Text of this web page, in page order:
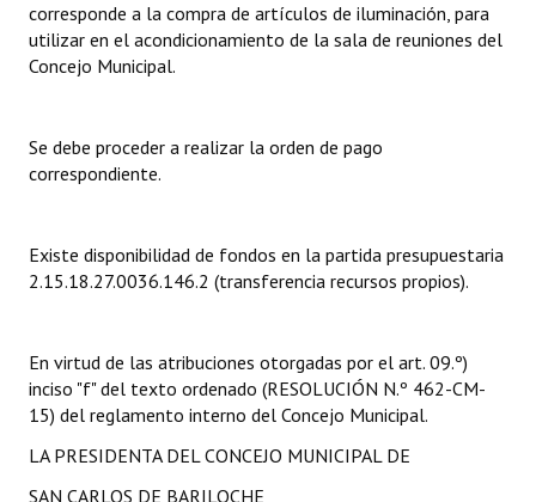
Dictámenes Asesoría Letrada
Actas de Sesión
Ejecución Presupuestaria
NORMATIVA
Declaraciones
Resoluciones
corresponde a la compra de artículos de iluminación, para
utilizar en el acondicionamiento de la sala de reuniones del
Concejo Municipal.
Se debe proceder a realizar la orden de pago
correspondiente.
Existe disponibilidad de fondos en la partida presupuestaria
2.15.18.27.0036.146.2 (transferencia recursos propios).
En virtud de las atribuciones otorgadas por el art. 09.º)
inciso "f" del texto ordenado (RESOLUCIÓN N.º 462-CM-
15) del reglamento interno del Concejo Municipal.
LA PRESIDENTA DEL CONCEJO MUNICIPAL DE
SAN CARLOS DE BARILOCHE